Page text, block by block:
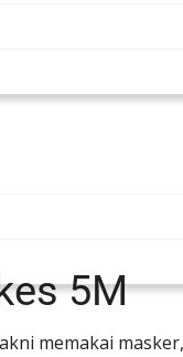
5M
memakai